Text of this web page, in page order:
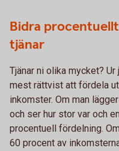
Bidra
tjänar
Tjänar ni olika mycket?
mest rättvist att fördela
inkomster. Om man
och ser hur stor var och
procentuell fördelning.
60 procent av